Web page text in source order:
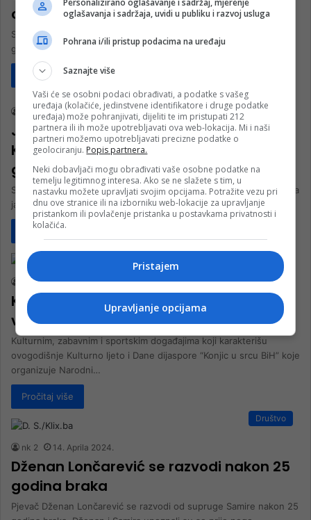
od ustaljenog, osluškujemo publiku”
Srbijanski pjevač Dženan Lončarević pjevat će na dočeku Nove
godine u Sarajevu, a pred nastup najavio je da je za…
Pročitaj više
nk 2 12. Decembra 2025.
Javni doček “najluđe noći” u Sarajevu:
Ko s Jelenom Rozgom nastupa za Novu
godinu
Sarajevo će ipak imati javni doček Nove godine nakon što je prošla
javna nabavka iz četvrtog pokušaja. Sada predstoji organizacija…
Pročitaj više
Društvo
nk 2 23. Augusta 2024.
Koncert Dženana Lončarevića okupio
veliki broj posjetilaca svih generacija
Kulturnim, zabavnim i sportskim događajima koji karakterišu
ovogodišnje Kulturno ljeto i Dane dijaspore “Konjic u srcu BiH” koje
organizuje Narodni…
Pročitaj više
Društvo
nk 2 14. Aprila 2024.
Dženan Lončarević se razvodi nakon 25
godina braka
Pjevač Dženan Lončarević se razvodi od supruge Samire nakon 25
oglašavanja i sadržaja, uvidi u publiku i razvoj usluga
Pohrana i/ili pristup podacima na uređaju
Saznajte više
Vaši će se osobni podaci obrađivati, a podatke s vašeg
uređaja (kolačiće, jedinstvene identifikatore i druge podatke
uređaja) može pohranjivati, dijeliti te im pristupati 212
partnera ili ih može upotrebljavati ova web-lokacija. Mi i naši
partneri možemo upotrebljavati precizne podatke o
geolociranju. Popis partnera.
Neki dobavljači mogu obrađivati vaše osobne podatke na
temelju legitimnog interesa. Ako se ne slažete s tim, u
nastavku možete upravljati svojim opcijama. Potražite vezu pri
dnu ove stranice ili na izborniku web-lokacije za upravljanje
pristankom ili povlačenje pristanka u postavkama privatnosti i
kolačića.
Pristajem
Upravljanje opcijama